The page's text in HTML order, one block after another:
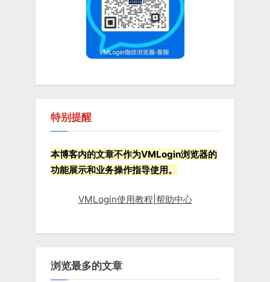
特别提醒
本博客内的文章不作为VMLogin浏览器的
功能展示和业务操作指导使用。
VMLogin使用教程|帮助中心
浏览最多的文章